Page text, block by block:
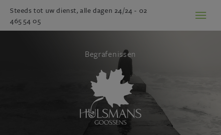
Steeds tot uw dienst, alle dagen 24/24 - 02
465 54 05
Toggle
Begrafenissen